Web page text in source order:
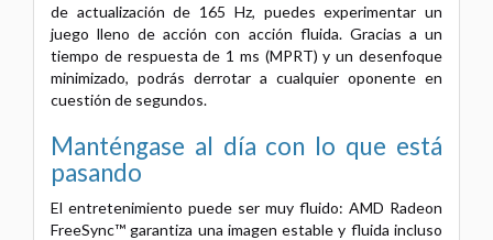
de actualización de 165 Hz, puedes experimentar un
juego lleno de acción con acción fluida. Gracias a un
tiempo de respuesta de 1 ms (MPRT) y un desenfoque
minimizado, podrás derrotar a cualquier oponente en
cuestión de segundos.
Manténgase al día con lo que está
pasando
El entretenimiento puede ser muy fluido: AMD Radeon
FreeSync™ garantiza una imagen estable y fluida incluso